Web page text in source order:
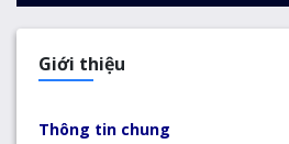
Giới thiệu
Thông tin chung